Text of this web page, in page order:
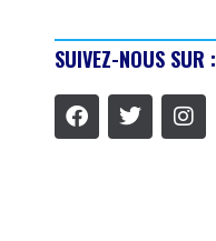
SUIVEZ-NOUS SUR :